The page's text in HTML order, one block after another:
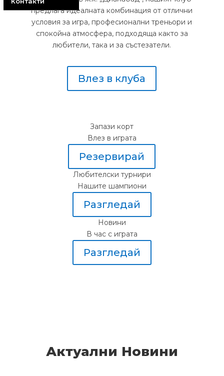
предлага идеалната комбинация от отлични
условия за игра, професионални треньори и
спокойна атмосфера, подходяща както за
любители, така и за състезатели.
Влез в клуба
Запази корт
Влез в играта
Резервирай
Любителски турнири
Нашите шампиони
Разгледай
Новини
В час с играта
Разгледай
Актуални Новини